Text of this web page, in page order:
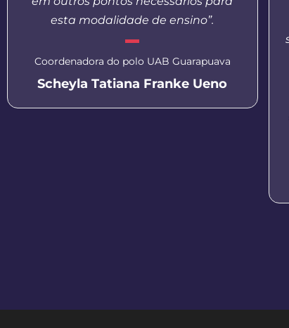
esta modalidade de ensino”.
Coordenadora do polo UAB Guarapuava
Scheyla Tatiana Franke Ueno